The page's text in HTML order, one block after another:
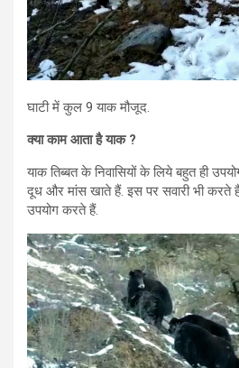
घाटी में कुल 9 याक मौजूद.
क्या काम आता है याक ?
याक तिब्बत के निवासियों के लिये बहुत ही
दूध और मांस खाते हैं. इस पर सवारी भी करते
उपयोग करते हैं.